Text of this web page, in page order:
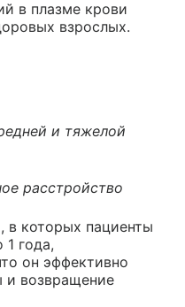
в плазме крови
взрослых.
и тяжелой
расстройство
в которых пациенты
года,
он эффективно
и возвращение